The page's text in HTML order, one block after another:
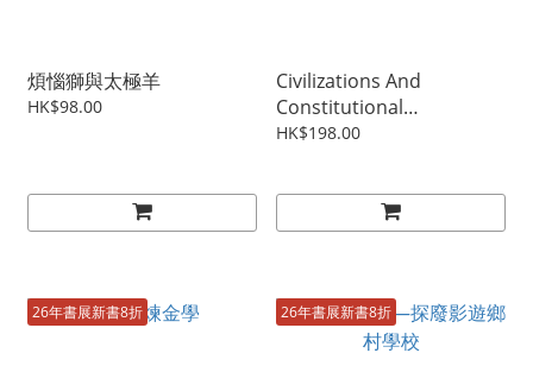
煩惱獅與太極羊
HK$98.00
Civilizations And
Constitutional
Paradigms: A
HK$198.00
26年書展新書8折 26年書展新書8折